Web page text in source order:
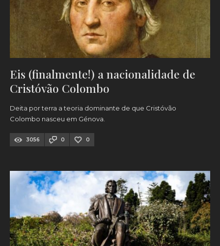
Eis (finalmente!) a nacionalidade de
Cristóvão Colombo
Deita por terra a teoria dominante de que Cristóvão
Colombo nasceu em Génova.
3056 0 0